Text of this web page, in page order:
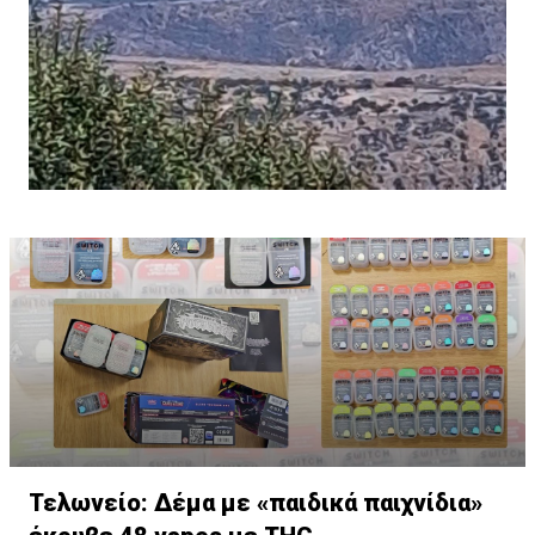
Τελωνείο: Δέμα με «παιδικά παιχνίδια»